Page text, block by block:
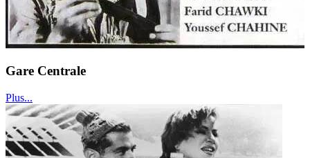
Gare Centrale
Plus...